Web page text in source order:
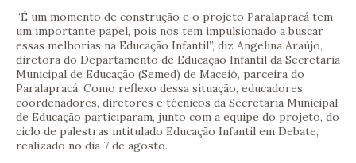
“É um momento de construção e o projeto Paralapracá tem
um importante papel, pois nos tem impulsionado a buscar
essas melhorias na Educação Infantil”, diz Angelina Araújo,
diretora do Departamento de Educação Infantil da Secretaria
Municipal de Educação (Semed) de Maceió, parceira do
Paralapracá. Como reflexo dessa situação, educadores,
coordenadores, diretores e técnicos da Secretaria Municipal
de Educação participaram, junto com a equipe do projeto, do
ciclo de palestras intitulado Educação Infantil em Debate,
realizado no dia 7 de agosto.